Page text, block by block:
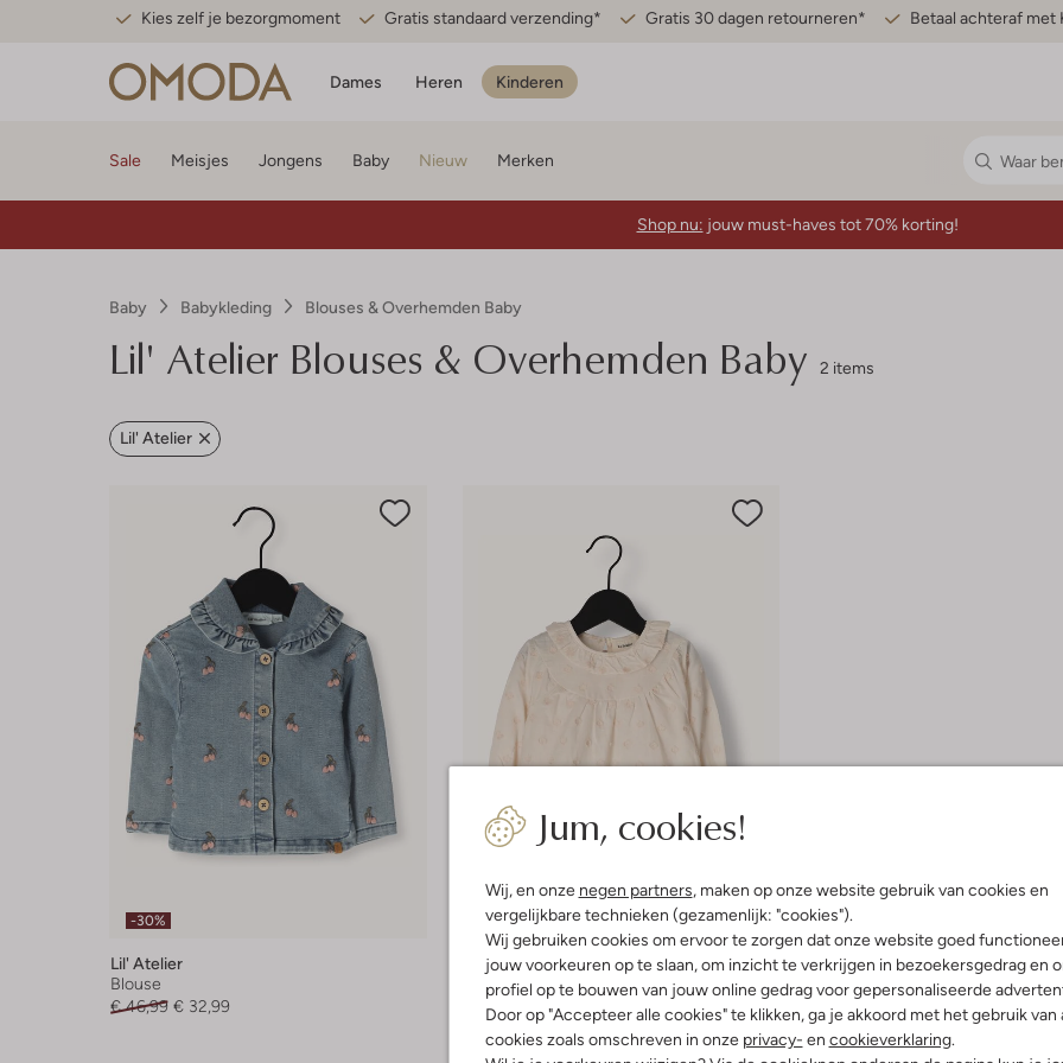
Kies zelf je bezorgmoment Gratis standaard verzending* Gratis 30 dagen retourneren* Betaal achteraf met
Dames Heren Kinderen
Jum, cookies!
Wij, en onze negen partners, maken op onze website gebruik van cookies en
vergelijkbare technieken (gezamenlijk: "cookies").
Wij gebruiken cookies om ervoor te zorgen dat onze website goed
jouw voorkeuren op te slaan, om inzicht te verkrijgen in bezoekersgedrag en
profiel op te bouwen van jouw online gedrag voor gepersonaliseerde
Door op "Accepteer alle cookies" te klikken, ga je akkoord met het gebruik van
cookies zoals omschreven in onze privacy- en cookieverklaring.
Sale Meisjes Jongens Baby Nieuw Merken
Shop nu: jouw must-haves tot 70% korting!
Baby Babykleding Blouses & Overhemden Baby
Lil' Atelier Blouses & Overhemden Baby 2 items
Lil' Atelier
-30%
Lil' Atelier
Blouse
€ 46,99 € 32,99
Laatste item
-20%
Lil' Atelier
Blouse
€ 32,99
€ 25,99